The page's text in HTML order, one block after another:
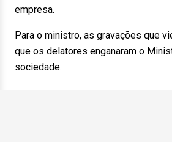
empresa.
Para o ministro, as gravações que
que os delatores enganaram o
sociedade.